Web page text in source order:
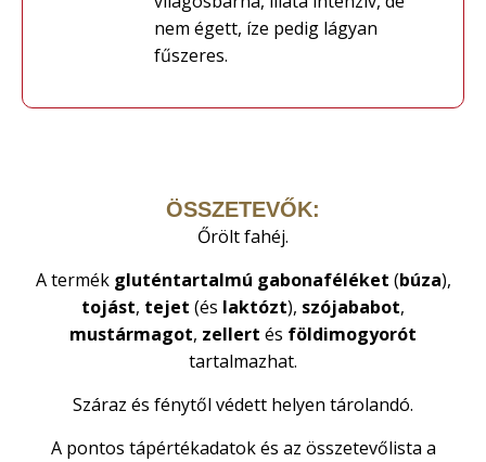
nem égett, íze pedig lágyan
fűszeres.
ÖSSZETEVŐK:
Őrölt fahéj.
A termék gluténtartalmú gabonaféléket (búza),
tojást, tejet (és laktózt), szójababot,
mustármagot, zellert és földimogyorót
tartalmazhat.
Száraz és fénytől védett helyen tárolandó.
A pontos tápértékadatok és az összetevőlista a